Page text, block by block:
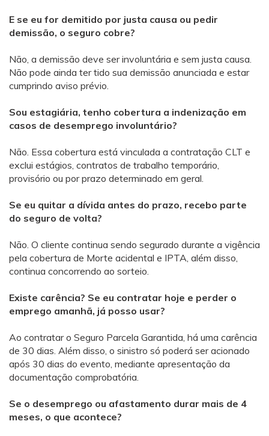
E se eu for demitido por justa causa ou pedir
demissão, o seguro cobre?
Não, a demissão deve ser involuntária e sem justa causa.
Não pode ainda ter tido sua demissão anunciada e estar
cumprindo aviso prévio.
Sou estagiária, tenho cobertura a indenização em
casos de desemprego involuntário?
Não. Essa cobertura está vinculada a contratação CLT e
exclui estágios, contratos de trabalho temporário,
provisório ou por prazo determinado em geral.
Se eu quitar a dívida antes do prazo, recebo parte
do seguro de volta?
Não. O cliente continua sendo segurado durante a vigência
pela cobertura de Morte acidental e IPTA, além disso,
continua concorrendo ao sorteio.
Existe carência? Se eu contratar hoje e perder o
emprego amanhã, já posso usar?
Ao contratar o Seguro Parcela Garantida, há uma carência
de 30 dias. Além disso, o sinistro só poderá ser acionado
após 30 dias do evento, mediante apresentação da
documentação comprobatória.
Se o desemprego ou afastamento durar mais de 4
meses, o que acontece?